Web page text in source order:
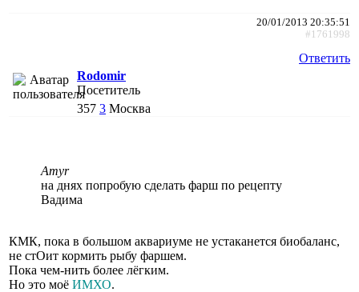
20/01/2013 20:35:51
#1761998
Ответить
Rodomir
Посетитель
357 3 Москва
Amyr
на днях попробую сделать фарш по рецепту
Вадима
КМК, пока в большом аквариуме не устаканется биобаланс,
не стОит кормить рыбу фаршем.
Пока чем-нить более лёгким.
Но это моё ИМХО.